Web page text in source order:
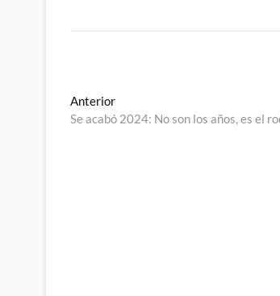
Navegación
de
AnteriorEntrada
anterior:
Se acabó 2024: No son los años, es el